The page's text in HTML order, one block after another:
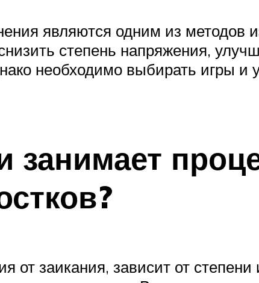
являются одним из методов
степень напряжения,
необходимо выбирать игры и
занимает
от заикания, зависит от